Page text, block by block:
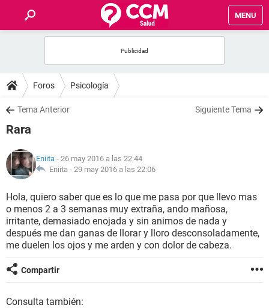
MENU
FOROS
SALUD
NUTRICIÓN
BIENESTAR
SEXUALIDAD
GLOSARIO
Foros Psicología
Tema Anterior Siguiente Tema
Rara
Eniita - 26 may 2016 a las 22:44
Eniita - 29 may 2016 a las 22:06
Hola, quiero saber que es lo que me pasa por que llevo mas
o menos 2 a 3 semanas muy extraña, ando mañosa,
irritante, demasiado enojada y sin animos de nada y
después me dan ganas de llorar y lloro desconsoladamente,
me duelen los ojos y me arden y con dolor de cabeza.
Compartir
Consulta también: